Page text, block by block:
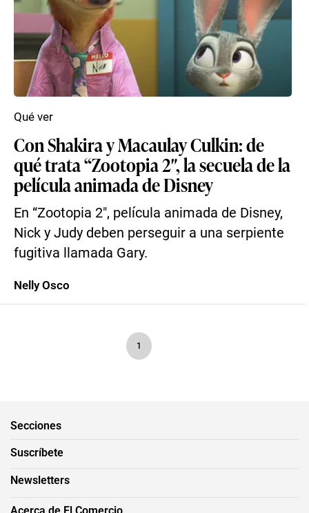
Con Shakira y Macaulay Culkin: de
qué trata “Zootopia 2″, la secuela de la
película animada de Disney
En “Zootopia 2″, película animada de Disney,
Nick y Judy deben perseguir a una serpiente
fugitiva llamada Gary.
Qué ver
Nelly Osco
1
Secciones
Suscríbete
Newsletters
Acerca de El Comercio